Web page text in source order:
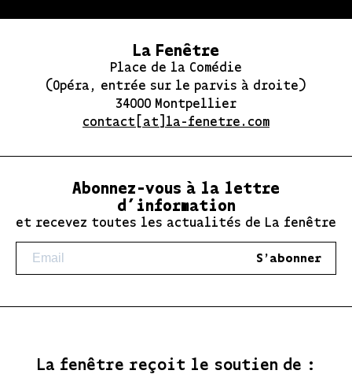
La Fenêtre
Place de la Comédie
(Opéra, entrée sur le parvis à droite)
34000 Montpellier
contact[at]la-fenetre.com
Abonnez-vous à la lettre
d’information
et recevez toutes les actualités de La fenêtre
S'abonner
La fenêtre reçoit le soutien de :